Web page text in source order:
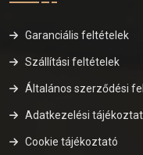
Garanciális feltételek
Szállítási feltételek
Általános szerződési
Adatkezelési
Cookie tájékoztató